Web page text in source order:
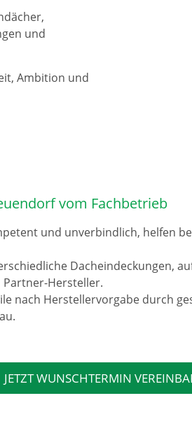
und
Ambition und
vom Fachbetrieb
und unverbindlich, helfen
Dacheindeckungen,
Hersteller.
nach Herstellervorgabe durch
JETZT WUNSCHTERMIN